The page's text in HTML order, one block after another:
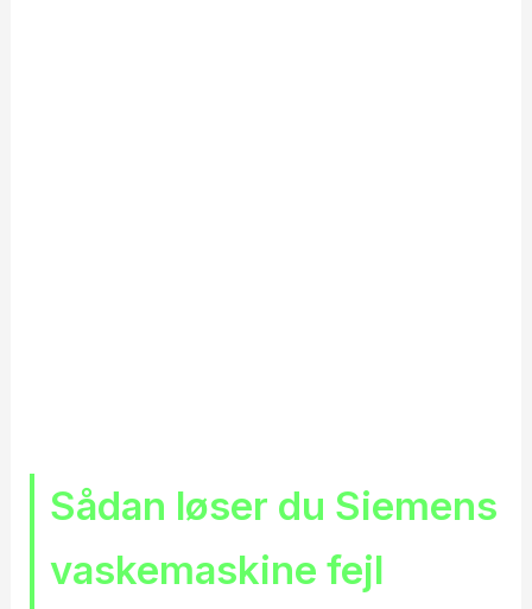
Sådan løser du Siemens
vaskemaskine fejl